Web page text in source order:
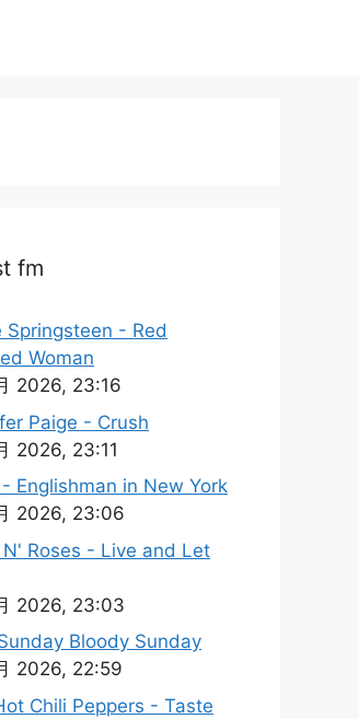
fm
Springsteen - Red
Woman
2026, 23:16
Paige - Crush
2026, 23:11
Englishman in New York
2026, 23:06
N' Roses - Live and Let
2026, 23:03
Bloody Sunday
2026, 22:59
Chili Peppers - Taste